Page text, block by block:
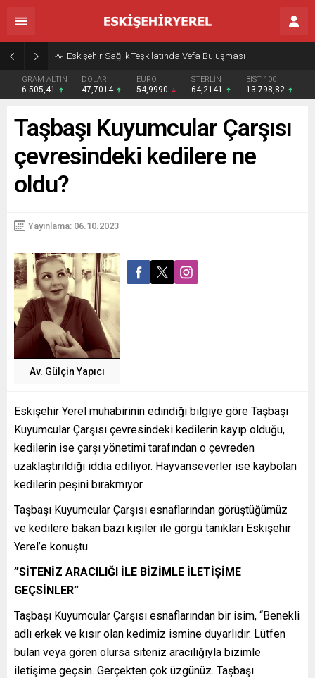
Eskişehir Sağlık Teşkilatında Vefa Buluşması
GRAM ALTIN
6.505,41
DOLAR
47,7014
EURO
54,9990
STERLİN
64,2141
BIST 100
13.798,82
Taşbaşı Kuyumcular Çarşısı
çevresindeki kedilere ne
oldu?
Yayınlama: 06.10.2023
Av. Gülçin Yapıcı
Eskişehir Yerel muhabirinin edindiği bilgiye göre Taşbaşı
Kuyumcular Çarşısı çevresindeki kedilerin kayıp olduğu,
kedilerin ise çarşı yönetimi tarafından o çevreden
uzaklaştırıldığı iddia ediliyor. Hayvanseverler ise kaybolan
kedilerin peşini bırakmıyor.
Taşbaşı Kuyumcular Çarşısı esnaflarından görüştüğümüz
ve kedilere bakan bazı kişiler ile görgü tanıkları Eskişehir
Yerel’e konuştu.
”SİTENİZ ARACILIĞI İLE BİZİMLE İLETİŞİME
GEÇSİNLER”
Taşbaşı Kuyumcular Çarşısı esnaflarından bir isim, “Benekli
adlı erkek ve kısır olan kedimiz ismine duyarlıdır. Lütfen
bulan veya gören olursa siteniz aracılığıyla bizimle
iletişime geçsin. Gerçekten çok üzgünüz. Taşbaşı